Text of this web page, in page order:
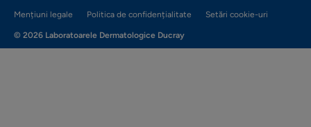
Mențiuni legale Politica de confidențialitate Setări cookie-uri
© 2026 Laboratoarele Dermatologice Ducray